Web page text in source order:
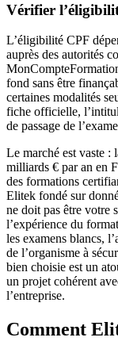
Vérifier
L’éligibilité CPF
auprès des autorités
fond sans être
certaines modalités
fiche officielle,
de passage de
Le marché est vaste :
milliards € par an en
des formations
Elitek fondé sur
ne doit pas être votre
l’expérience du
les examens blancs,
de l’organisme à
bien choisie est un
un projet cohérent
l’entreprise.
Comment